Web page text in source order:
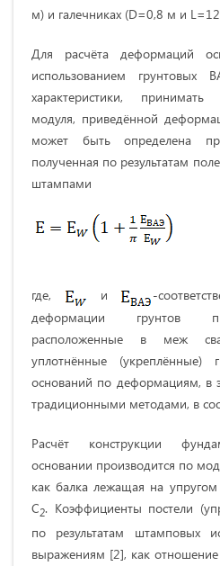
м) и галечниках (D=0,8 м и
Для расчёта деформаций
использованием грунтовых
характеристики,
модуля, приведённой
может быть определена
полученная по результатам
штампами
где, и
-
деформации грунтов
расположенные в меж
уплотнённые (укреплённые)
оснований по деформациям, в
традиционными методами, в
Расчёт конструкции
основании производится по
как балка лежащая на
С2. Коэффициенты постели
по результатам штамповых
выражениям [2], как